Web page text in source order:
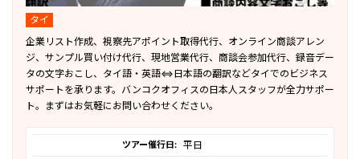
タイ
企業リスト作成、視察先アポイント取得代行、オンライン商談アレン
ジ、サンプル買い付け代行、現地営業代行、商談会参加代行、録音デー
タの文字おこし、タイ語・英語⇔日本語の翻訳などタイでのビジネス
サポートを承ります。バンコクオフィスの日本人スタッフが全力サポー
ト。まずはお気軽にお問い合わせください。
ツアー催行日: 平日